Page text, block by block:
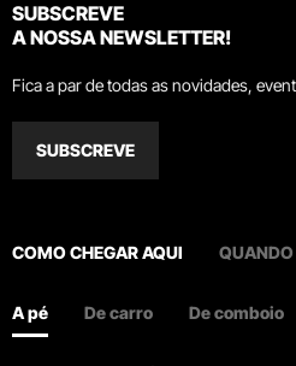
SUBSCREVE
A NOSSA NEWSLETTER!
Fica a par de todas as novidades,
SUBSCREVE
COMO CHEGAR AQUI
A pé De carro De comboio